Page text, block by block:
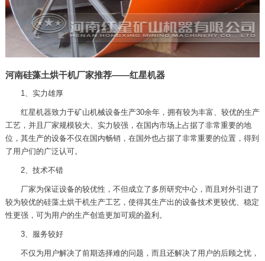
河南硅藻土烘干机厂家推荐——红星机器
1、实力雄厚
红星机器致力于矿山机械设备生产30余年，拥有较为丰富、较优的生产
工艺，并且厂家规模较大、实力较强，在国内市场上占据了非常重要的地
位，其生产的设备不仅在国内畅销，在国外也占据了非常重要的位置，得到
了用户们的广泛认可。
2、技术不错
厂家为保证设备的较优性，不但成立了多所研究中心，而且对外引进了
较为较优的硅藻土烘干机生产工艺，使得其生产出的设备技术更较优、稳定
性更强，可为用户的生产创造更加可观的盈利。
3、服务较好
不仅为用户解决了前期选择难的问题，而且还解决了用户的后顾之忧，